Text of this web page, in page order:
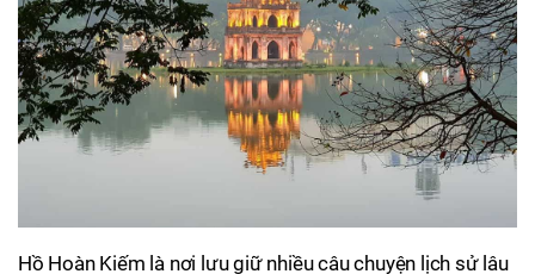
Hồ Hoàn Kiếm là nơi lưu giữ nhiều câu chuyện lịch sử lâu